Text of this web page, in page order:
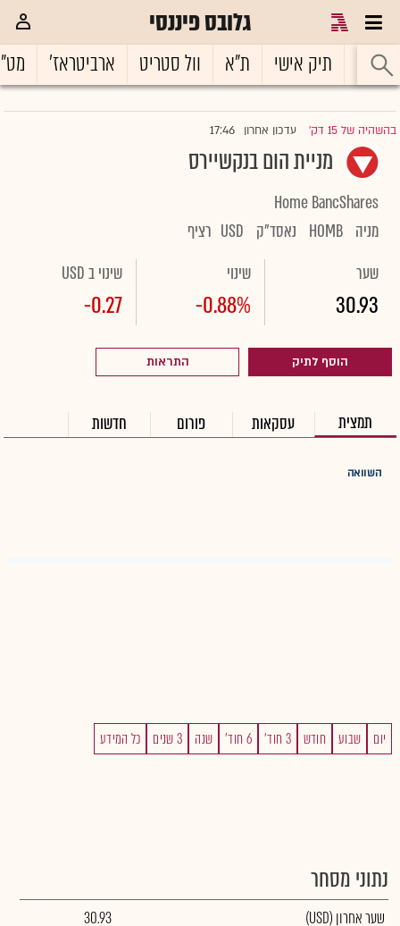
גלובס פיננסי
ראשי תיק אישי ת"א וול סטריט ארביטראז'
בהשהיה של 15 דק' |עדכון אחרון 17:46
מניית הום בנקשיירס
Home BancShares
מניה HOMB נאסד"ק USD רציף
שער
30.93
שינוי
-0.88%
שינוי ב USD
-0.27
הוסף לתיק התראות
תמצית עסקאות פורום חדשות
השוואה
יום שבוע חודש 3 חוד' 6 חוד' שנה 3 שנים כל המידע
נתוני מסחר
שער אחרון (USD)
30.93